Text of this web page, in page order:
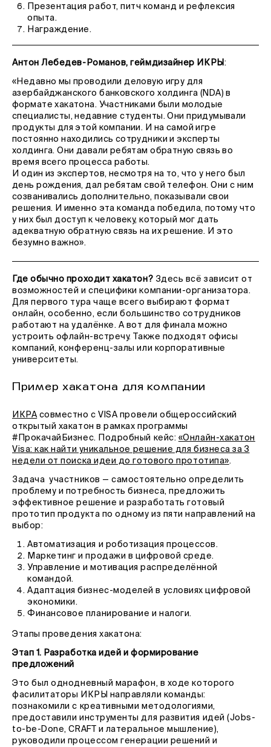
Презентация работ, питч команд и рефлексия
опыта.
Награждение.
Антон Лебедев-Романов, геймдизайнер ИКРЫ :
«Недавно мы проводили деловую игру для
азербайджанского банковского холдинга (NDA) в
формате хакатона. Участниками были молодые
специалисты, недавние студенты. Они придумывали
продукты для этой компании. И на самой игре
постоянно находились сотрудники и эксперты
холдинга. Они давали ребятам обратную связь во
время всего процесса работы.
И один из экспертов, несмотря на то, что у него был
день рождения, дал ребятам свой телефон. Они с ним
созванивались дополнительно, показывали свои
решения. И именно эта команда победила, потому что
у них был доступ к человеку, который мог дать
адекватную обратную связь на их решение. И это
безумно важно».
Где обычно проходит хакатон? Здесь всё зависит от
возможностей и специфики компании-организатора.
Для первого тура чаще всего выбирают формат
онлайн, особенно, если большинство сотрудников
работают на удалёнке. А вот для финала можно
устроить офлайн-встречу. Также подходят офисы
компаний, конференц-залы или корпоративные
университеты.
Пример хакатона для компании
ИКРАсовместно с VISA провели общероссийский
открытый хакатон в рамках программы
#ПрокачайБизнес. Подробный кейс: «Онлайн-хакатон
Visa: как найти уникальное решение для бизнеса за 3
недели от поиска идеи до готового прототипа».
Задача участников — самостоятельно определить
проблему и потребность бизнеса, предложить
эффективное решение и разработать готовый
прототип продукта по одному из пяти направлений на
выбор:
Автоматизация и роботизация процессов.
Маркетинг и продажи в цифровой среде.
Управление и мотивация распределённой
командой.
Адаптация бизнес-моделей в условиях цифровой
экономики.
Финансовое планирование и налоги.
Этапы проведения хакатона:
Этап 1. Разработка идей и формирование
предложений
Это был однодневный марафон, в ходе которого
фасилитаторы ИКРЫ направляли команды:
познакомили с креативными методологиями,
предоставили инструменты для развития идей (Jobs-
to-be-Done, CRAFT и латеральное мышление),
руководили процессом генерации решений и